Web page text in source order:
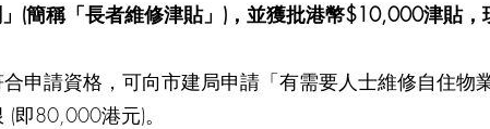
(簡稱「長者維修津貼」)，並獲批港幣$10,000津貼
申請資格，可向市建局申請「有需要人士維修自住物
即80,000港元)。